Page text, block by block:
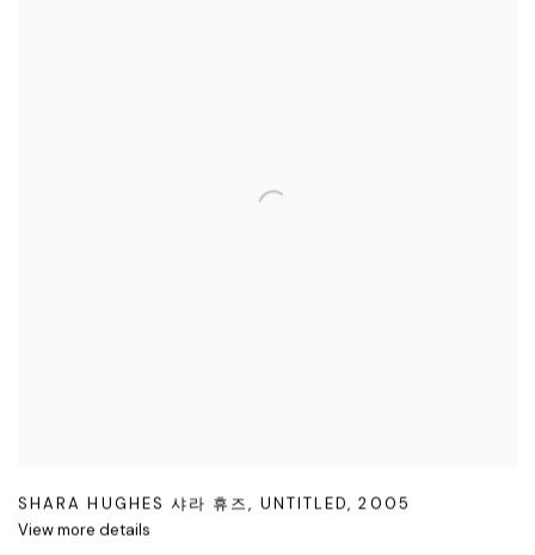
SHARA HUGHES 샤라 휴즈, UNTITLED,2005
View more details